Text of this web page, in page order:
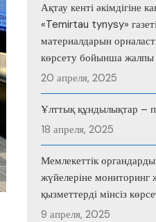
Ақтау кенті әкімдігіне
«Temirtau tynysy»
материалдарын
көрсету бойынша жалпы
20 апреля, 2025
Ұлттық құндылықтар –
18 апреля, 2025
Мемлекеттік
жүйелеріне мониторинг
қызметтерді мінсіз
9 апреля, 2025